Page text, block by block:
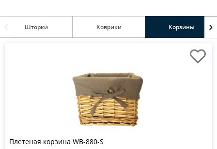
Шторки Коврики Корзины
Плетеная корзина WB-880-S